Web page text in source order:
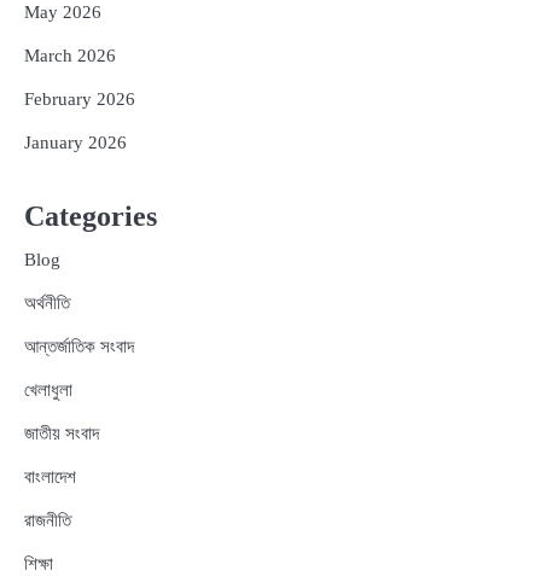
May 2026
March 2026
February 2026
January 2026
Categories
Blog
অর্থনীতি
আন্তর্জাতিক সংবাদ
খেলাধুলা
জাতীয় সংবাদ
বাংলাদেশ
রাজনীতি
শিক্ষা